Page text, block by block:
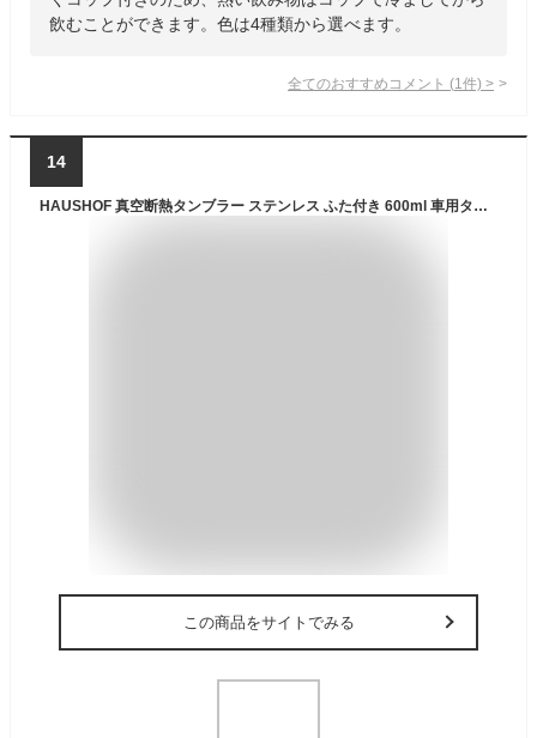
飲むことができます。色は4種類から選べます。
全てのおすすめコメント (1 件) >
14
HAUSHOF 真空断熱タンブラー ステンレス ふた付き 600ml 車用タンブラー コーヒーカップ 水筒 マグボトル ステンレスコップ コンビニマグ 保温保冷 車載用 アウトドア用 釣り 遠足登山 キャンプ バーベキュー ブラック
この商品をサイトでみる